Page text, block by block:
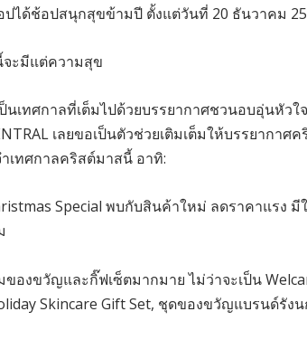
ได้ช้อปสนุกสุขข้ามปี ตั้งแต่วันที่ 20 ธันวาคม
จะมีแต่ความสุข
นเทศกาลที่เต็มไปด้วยบรรยากาศชวนอบอุ่นหัว
เลยขอเป็นตัวช่วยเติมเต็มให้บรรยากา
เทศกาลคริสต์มาสนี้ อาทิ:
Special พบกับสินค้าใหม่ ลดราคาแรง
องขวัญและกิ๊ฟเซ็ตมากมาย ไม่ว่าจะเป็น
Skincare Gift Set, ชุดของขวัญแบรนด์รัง